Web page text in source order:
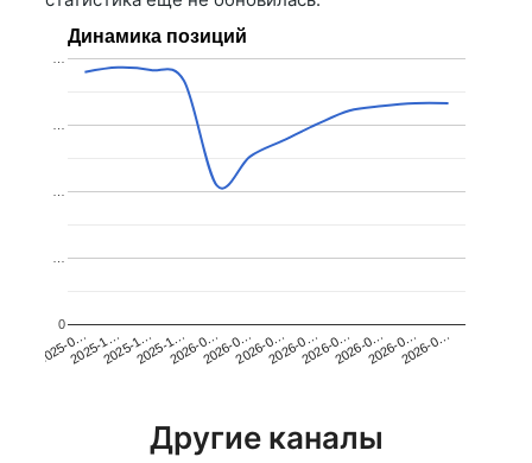
Динамика позиций
2025-0…2025-1…2025-1…2025-1…2026-0…2026-0…2026-0…2026-0…2026-0…2026-0…2026-0…2026-0…
0
…
…
…
…
Другие каналы